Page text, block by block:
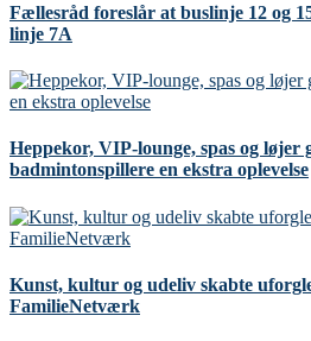
Fællesråd foreslår at buslinje 12 og
linje 7A
Heppekor, VIP-lounge, spas og løjer
badmintonspillere en ekstra oplevelse
Kunst, kultur og udeliv skabte
FamilieNetværk